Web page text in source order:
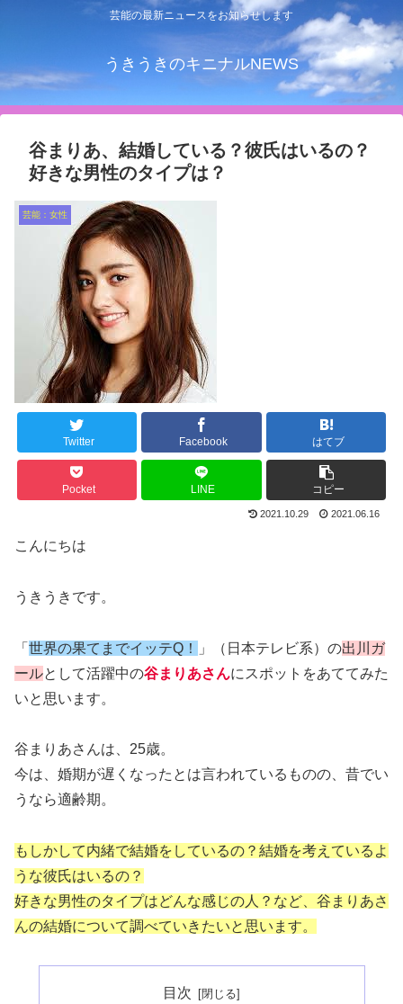
芸能の最新ニュースをお知らせします
うきうきのキニナルNEWS
谷まりあ、結婚している？彼氏はいるの？
好きな男性のタイプは？
芸能：女性
Twitter Facebook はてブ
Pocket LINE コピー
2021.10.29 2021.06.16
こんにちは
うきうきです。
「 世界の果てまでイッテQ！ 」（日本テレビ系）の出川ガ
ールとして活躍中の谷まりあさんにスポットをあててみた
いと思います。
谷まりあさんは、25歳。
今は、婚期が遅くなったとは言われているものの、昔でい
うなら適齢期。
もしかして内緒で結婚をしているの？結婚を考えているよ
うな彼氏はいるの？
好きな男性のタイプはどんな感じの人？など、谷まりあさ
んの結婚について調べていきたいと思います。
目次